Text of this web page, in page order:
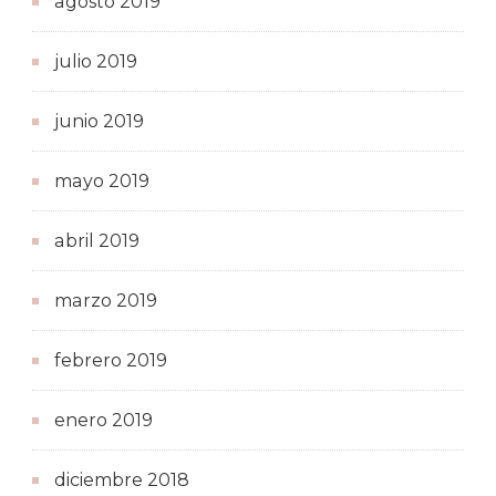
julio 2019
junio 2019
mayo 2019
abril 2019
marzo 2019
febrero 2019
enero 2019
diciembre 2018